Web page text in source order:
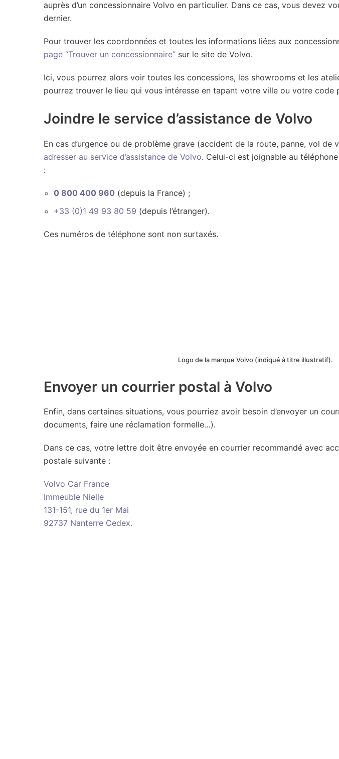
auprès d’un concessionnaire Volvo en particulier. Dans ce cas, vous devez
dernier.
Pour trouver les coordonnées et toutes les informations liées aux
page “Trouver un concessionnaire” sur le site de Volvo.
Ici, vous pourrez alors voir toutes les concessions, les showrooms et les
pourrez trouver le lieu qui vous intéresse en tapant votre ville ou votre code
Joindre le service d’assistance de Volvo
En cas d’urgence ou de problème grave (accident de la route, panne, vol de
adresser au service d’assistance de Volvo. Celui-ci est joignable au
:
0 800 400 960 (depuis la France) ;
+33 (0)1 49 93 80 59 (depuis l’étranger).
Ces numéros de téléphone sont non surtaxés.
Logo de la marque Volvo (indiqué à titre illustratif).
Envoyer un courrier postal à Volvo
Enfin, dans certaines situations, vous pourriez avoir besoin d’envoyer un
documents, faire une réclamation formelle…).
Dans ce cas, votre lettre doit être envoyée en courrier recommandé avec
postale suivante :
Volvo Car France
Immeuble Nielle
131-151, rue du 1er Mai
92737 Nanterre Cedex.